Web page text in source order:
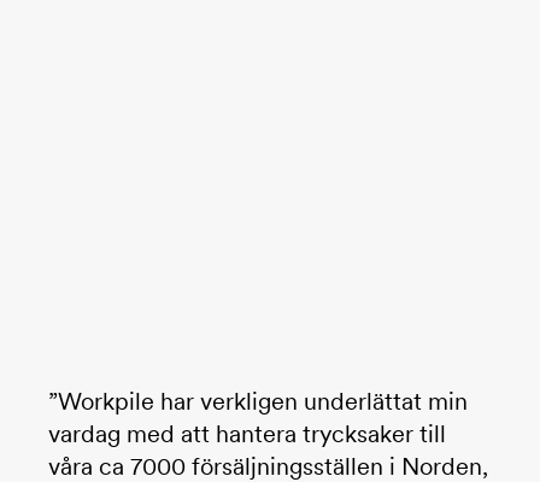
”Workpile har verkligen underlättat min
vardag med att hantera trycksaker till
våra ca 7000 försäljningsställen i Norden,